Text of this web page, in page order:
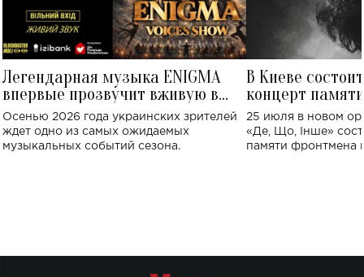
Легендарная музыка ENIGMA
впервые прозвучит вживую в
Украине: где состоится концерт
Осенью 2026 года украинских зрителей
ждет одно из самых ожидаемых
музыкальных событий сезона.
В Киеве
концерт
Клименко:
исполнят песни
25 июля в новом
«Де, Що, Інше»
памяти фронтмена